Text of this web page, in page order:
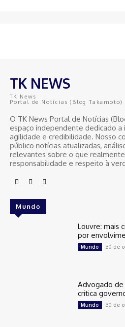
TK NEWS
TK News
Portal de Notícias (Blog Takamoto)
O TK News Portal de Notícias
espaço independente dedicado a
agilidade e credibilidade. Nosso
público notícias atualizadas,
relevantes sobre o que
responsabilidade e respeito à
Mundo
Louvre: mais
por
Mundo 30 de
Advogado
critica
Mundo 30 de